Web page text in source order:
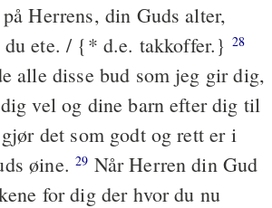
Herrens, din Guds alter,
ete. / {* d.e. takkoffer.} 28
alle disse bud som jeg gir dig,
vel og dine barn efter dig til
det som godt og rett er i
øine.29 Når Herren din Gud
for dig der hvor du nu